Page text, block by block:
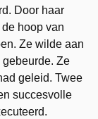
Door haar
hoop van
Ze wilde aan
Ze
geleid. Twee
succesvolle